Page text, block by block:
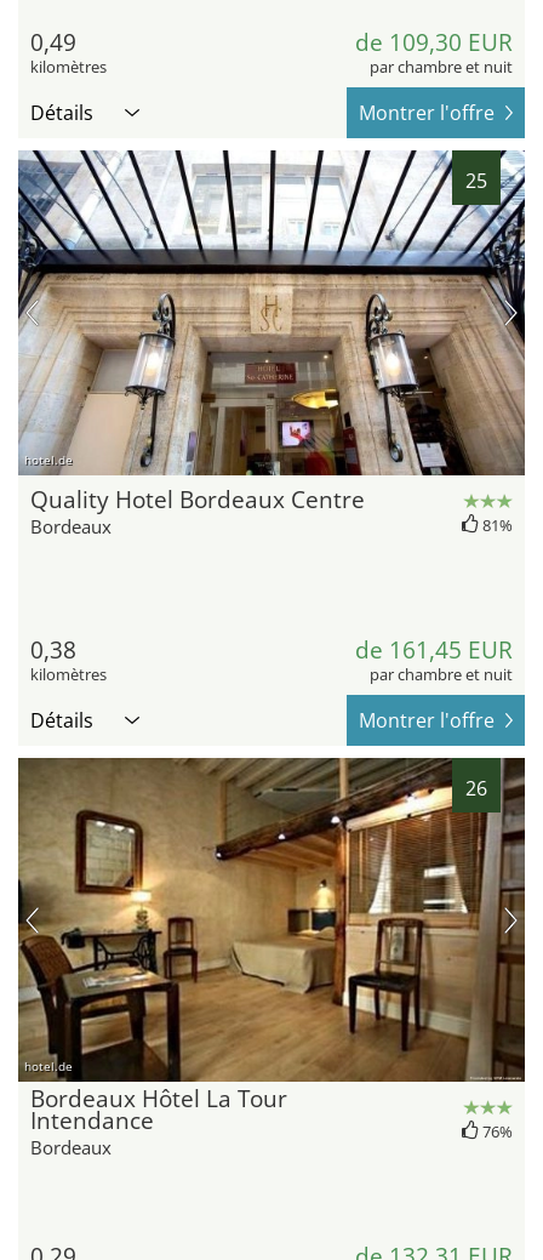
0,49
kilomètres
de 109,30 EUR
par chambre et nuit
Détails Montrer l'offre
25
hotel.de
Quality Hotel Bordeaux Centre
Bordeaux 81%
0,38
kilomètres
de 161,45 EUR
par chambre et nuit
Détails Montrer l'offre
26
hotel.de
Bordeaux Hôtel La Tour
Intendance
Bordeaux
76%